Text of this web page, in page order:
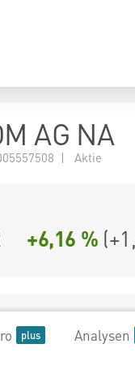
AG NA
| Aktie
+6,16 % (
Analysen